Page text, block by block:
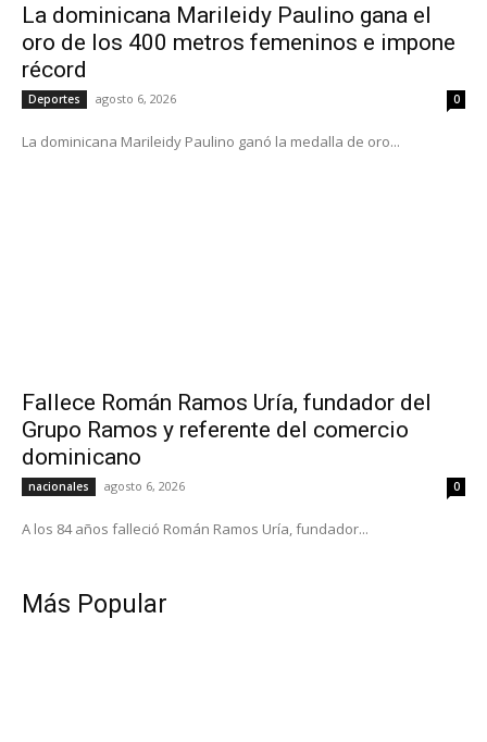
La dominicana Marileidy Paulino gana el
oro de los 400 metros femeninos e impone
récord
Deportes agosto 6, 2026 0
La dominicana Marileidy Paulino ganó la medalla de oro...
Fallece Román Ramos Uría, fundador del
Grupo Ramos y referente del comercio
dominicano
nacionales agosto 6, 2026 0
A los 84 años falleció Román Ramos Uría, fundador...
Más Popular